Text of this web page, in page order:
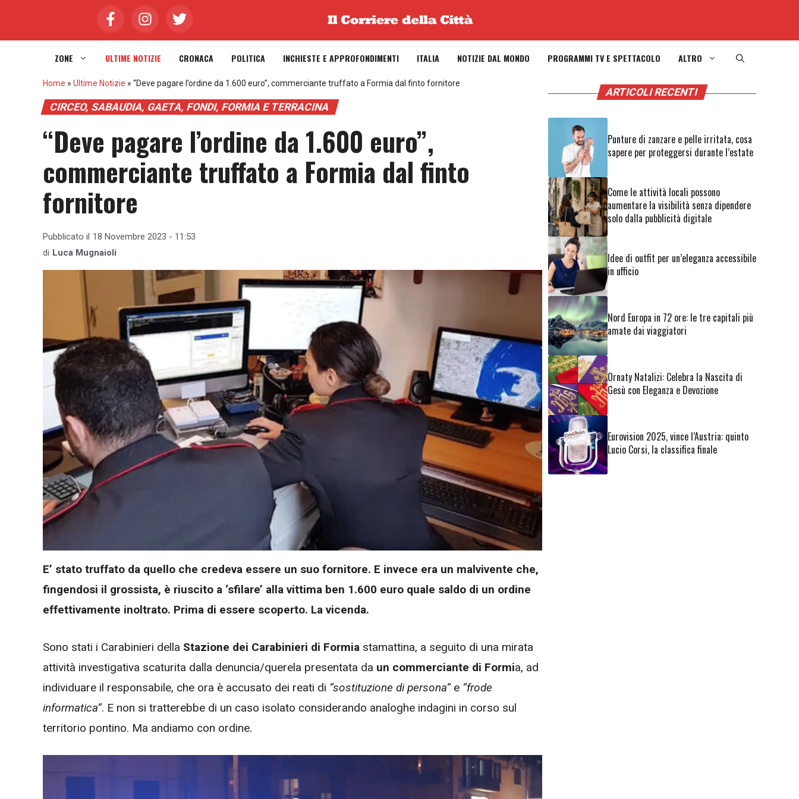
ZONE ULTIME NOTIZIE CRONACA POLITICA INCHIESTE E APPROFONDIMENTI ITALIA NOTIZIE DAL MONDO PROGRAMMI TV E SPETTACOLO ALTRO
Home » Ultime Notizie » “Deve pagare l’ordine da 1.600 euro”, commerciante truffato a Formia dal finto fornitore
CIRCEO, SABAUDIA, GAETA, FONDI, FORMIA E TERRACINA
“Deve pagare l’ordine da 1.600 euro”,
commerciante truffato a Formia dal finto
fornitore
Pubblicato il 18 Novembre 2023 - 11:53
di Luca Mugnaioli
E’ stato truffato da quello che credeva essere un suo fornitore. E invece era un malvivente che,
fingendosi il grossista, è riuscito a ‘sfilare’ alla vittima ben 1.600 euro quale saldo di un ordine
effettivamente inoltrato. Prima di essere scoperto. La vicenda.
Sono stati i Carabinieri della Stazione dei Carabinieri di Formia stamattina, a seguito di una mirata
attività investigativa scaturita dalla denuncia/querela presentata da un commerciante di Formia, ad
individuare il responsabile, che ora è accusato dei reati di “sostituzione di persona”e “frode
informatica”. E non si tratterebbe di un caso isolato considerando analoghe indagini in corso sul
territorio pontino. Ma andiamo con ordine.
ARTICOLI RECENTI
Punture di zanzare e pelle irritata, cosa
sapere per proteggersi durante l’estate
Come le attività locali possono
aumentare la visibilità senza dipendere
solo dalla pubblicità digitale
Idee di outfit per un’eleganza accessibile
in ufficio
Nord Europa in 72 ore: le tre capitali più
amate dai viaggiatori
Ornaty Natalizi: Celebra la Nascita di
Gesù con Eleganza e Devozione
Eurovision 2025, vince l’Austria: quinto
Lucio Corsi, la classifica finale